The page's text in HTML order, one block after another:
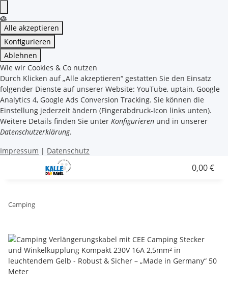
Alle akzeptieren
Konfigurieren
Ablehnen
Wie wir Cookies & Co nutzen
Durch Klicken auf „Alle akzeptieren“ gestatten Sie den Einsatz
folgender Dienste auf unserer Website: YouTube, uptain, Google
Analytics 4, Google Ads Conversion Tracking. Sie können die
Einstellung jederzeit ändern (Fingerabdruck-Icon links unten).
Weitere Details finden Sie unter Konfigurieren und in unserer
Datenschutzerklärung.
Impressum | Datenschutz
0,00 €
Camping